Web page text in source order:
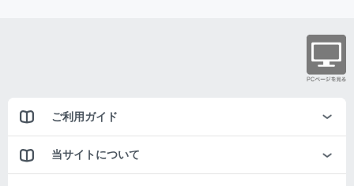
ご利用ガイド
当サイトについて